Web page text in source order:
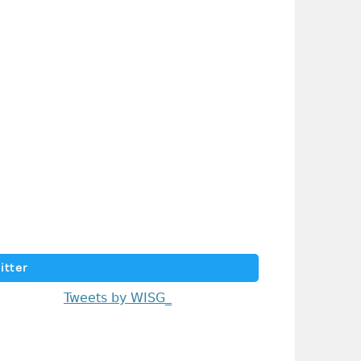
Tweets by WISG_